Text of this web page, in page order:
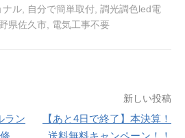
ナル, 自分で簡単取付, 調光調色led電
県佐久市, 電気工事不要
ラン
新しい投稿
【あと4日で終了】本決算！